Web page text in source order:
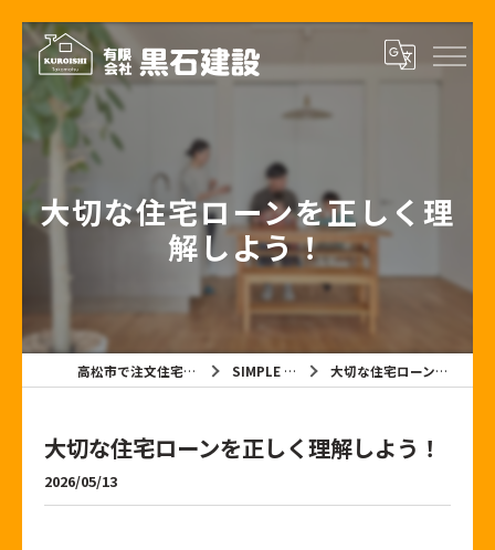
大切な住宅ローンを正しく理
解しよう！
高松市で注文住宅なら有限会社黒石建設 SIMPLE NOTE BLOG 大切な住宅ローンを正しく理解しよう！
大切な住宅ローンを正しく理解しよう！
2026/05/13